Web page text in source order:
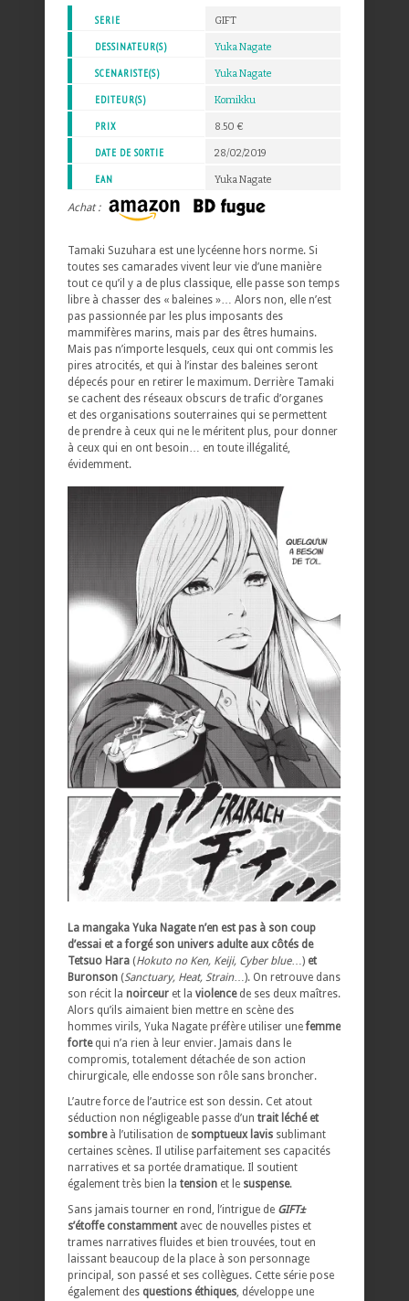
SERIE GIFT
DESSINATEUR(S) Yuka Nagate
SCENARISTE(S) Yuka Nagate
EDITEUR(S) Komikku
PRIX 8.50 €
DATE DE SORTIE 28/02/2019
EAN Yuka Nagate
Achat :
Tamaki Suzuhara est une lycéenne hors norme. Si
toutes ses camarades vivent leur vie d’une manière
tout ce qu’il y a de plus classique, elle passe son temps
libre à chasser des « baleines »… Alors non, elle n’est
pas passionnée par les plus imposants des
mammifères marins, mais par des êtres humains.
Mais pas n’importe lesquels, ceux qui ont commis les
pires atrocités, et qui à l’instar des baleines seront
dépecés pour en retirer le maximum. Derrière Tamaki
se cachent des réseaux obscurs de trafic d’organes
et des organisations souterraines qui se permettent
de prendre à ceux qui ne le méritent plus, pour donner
à ceux qui en ont besoin… en toute illégalité,
évidemment.
La mangaka Yuka Nagate n’en est pas à son coup
d’essai et a forgé son univers adulte aux côtés de
Tetsuo Hara (Hokuto no Ken, Keiji, Cyber blue…) et
Buronson (Sanctuary, Heat, Strain…). On retrouve dans
son récit la noirceur et la violencede ses deux maîtres.
Alors qu’ils aimaient bien mettre en scène des
hommes virils, Yuka Nagate préfère utiliser unefemme
fortequi n’a rien à leur envier. Jamais dans le
compromis, totalement détachée de son action
chirurgicale, elle endosse son rôle sans broncher.
L’autre force de l’autrice est son dessin. Cet atout
séduction non négligeable passe d’un trait léché et
sombreà l’utilisation de somptueux lavis sublimant
certaines scènes. Il utilise parfaitement ses capacités
narratives et sa portée dramatique. Il soutient
également très bien la tension et le suspense.
Sans jamais tourner en rond, l’intrigue de GIFT±
s’étoffe constamment avec de nouvelles pistes et
trames narratives fluides et bien trouvées, tout en
laissant beaucoup de la place à son personnage
principal, son passé et ses collègues. Cette série pose
également des questions éthiques, développe une